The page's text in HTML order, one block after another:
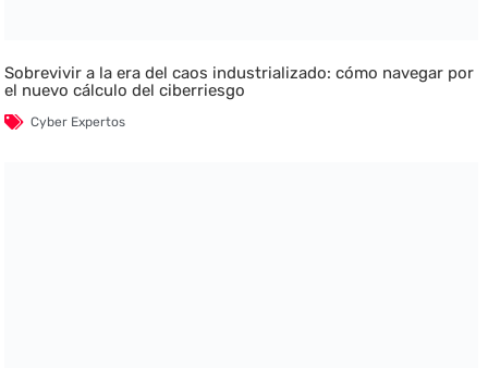
Sobrevivir a la era del caos industrializado: cómo navegar por
el nuevo cálculo del ciberriesgo
Cyber Expertos